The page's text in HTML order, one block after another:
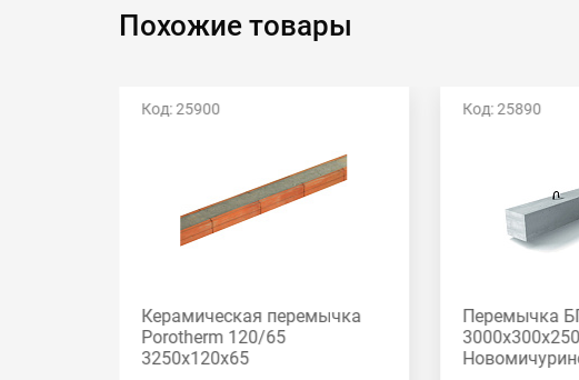
Похожие товары
Код: 25900
Керамическая перемычка
Porotherm 120/65
3250х120х65
Код: 25890
Перемычка